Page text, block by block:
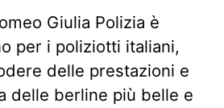
Giulia Polizia è
per i poliziotti italiani,
delle prestazioni e
delle berline più belle e